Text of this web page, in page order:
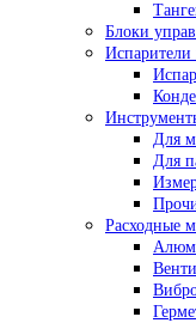
Блоки
Испарители
Для
Для
Расходные